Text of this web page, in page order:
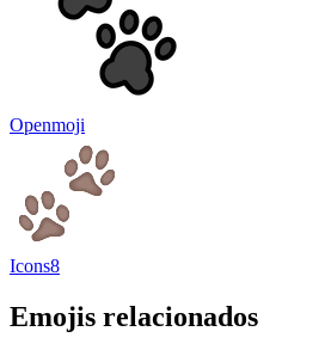
Openmoji
Icons8
Emojis relacionados